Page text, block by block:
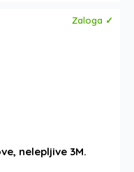
Zaloga ✓
nelepljive 3M.